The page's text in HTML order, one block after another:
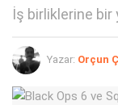
İş birliklerine bir
Yazar: Orçun